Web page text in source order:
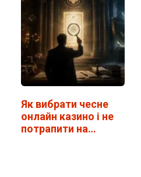
Як вибрати чесне
онлайн казино і не
потрапити на…